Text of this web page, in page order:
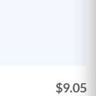
$9.05